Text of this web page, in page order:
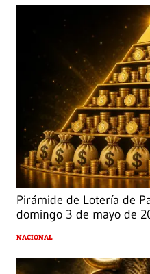
Pirámide de Lotería de
domingo 3 de mayo de
NACIONAL